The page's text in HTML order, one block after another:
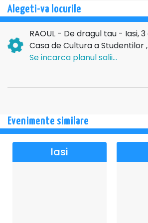
cântec spune o poveste, iar fiecare om
lui.
„De dragul tău” este, în esență,
Despre acel sentiment rar în care nu
sală plină, ci te simți înțeles fără să
la un
care rămâne cu tine, liniștit, mult
→→→
Alegeti-va locurile
RAOUL - De dragul tau - Iasi,
Casa de Cultura a Studentilor
Se incarca planul salii...
Evenimente similare
Iasi